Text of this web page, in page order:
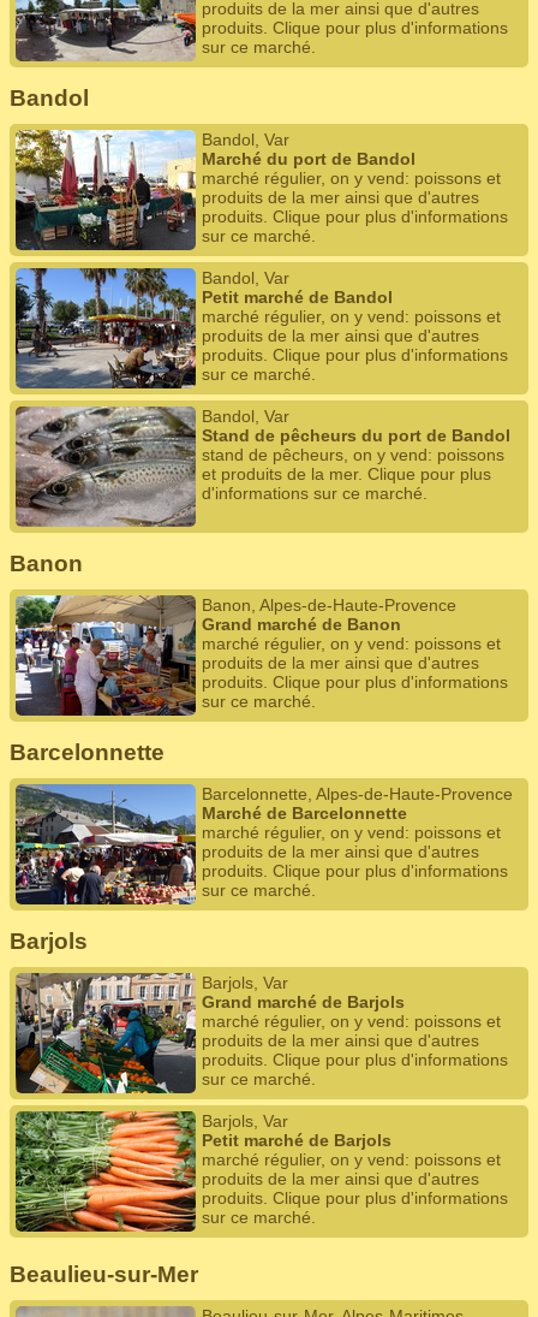
produits de la mer ainsi que d'autres
produits. Clique pour plus d'informations
sur ce marché.
Bandol
Bandol, Var
Marché du port de Bandol
marché régulier, on y vend: poissons et
produits de la mer ainsi que d'autres
produits. Clique pour plus d'informations
sur ce marché.
Bandol, Var
Petit marché de Bandol
marché régulier, on y vend: poissons et
produits de la mer ainsi que d'autres
produits. Clique pour plus d'informations
sur ce marché.
Bandol, Var
Stand de pêcheurs du port de Bandol
stand de pêcheurs, on y vend: poissons
et produits de la mer. Clique pour plus
d'informations sur ce marché.
Banon
Banon, Alpes-de-Haute-Provence
Grand marché de Banon
marché régulier, on y vend: poissons et
produits de la mer ainsi que d'autres
produits. Clique pour plus d'informations
sur ce marché.
Barcelonnette
Barcelonnette, Alpes-de-Haute-Provence
Marché de Barcelonnette
marché régulier, on y vend: poissons et
produits de la mer ainsi que d'autres
produits. Clique pour plus d'informations
sur ce marché.
Barjols
Barjols, Var
Grand marché de Barjols
marché régulier, on y vend: poissons et
produits de la mer ainsi que d'autres
produits. Clique pour plus d'informations
sur ce marché.
Barjols, Var
Petit marché de Barjols
marché régulier, on y vend: poissons et
produits de la mer ainsi que d'autres
produits. Clique pour plus d'informations
sur ce marché.
Beaulieu-sur-Mer